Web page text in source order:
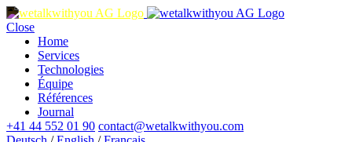
Close
Home
Services
Technologies
Équipe
Références
Journal
+41 44 552 01 90 contact@wetalkwithyou.com